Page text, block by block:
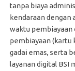
tanpa biaya
kendaraan dengan
waktu
pembiayaan (kartu
gadai emas, serta
layanan digital BSI